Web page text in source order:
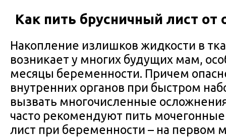
Как пить брусничный лист от
Накопление излишков жидкости в
возникает у многих будущих мам,
месяцы беременности. Причем
внутренних органов при быстром
вызвать многочисленные
часто рекомендуют пить
лист при беременности – на первом